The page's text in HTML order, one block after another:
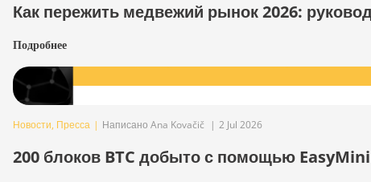
Как пережить медвежий рынок 2026:
Подробнее
Новости, Пресса | Написано Ana Kovačič | 2 Jul 2026
200 блоков BTC добыто с помощью